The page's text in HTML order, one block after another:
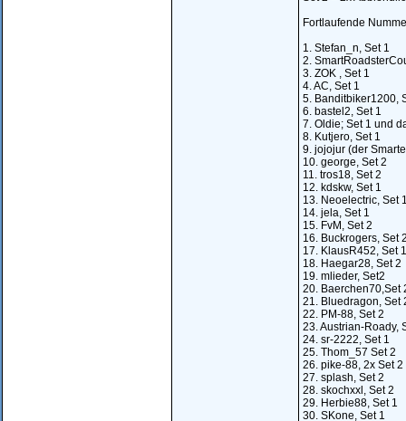
Fortlaufende
1. Stefan_n, Set 1
2.
3. ZOK , Set 1
4. AC, Set 1
5. Banditbiker1200,
6. bastel2, Set 1
7. Oldie; Set 1 und
8. Kutjero, Set 1
9. jojojur (der
10. george, Set 2
11. tros18, Set 2
12. kdskw, Set 1
13. Neoelectric, Set
14. jela, Set 1
15. FvM, Set 2
16. Buckrogers, Set
17. KlausR452, Set 1
18. Haegar28, Set 2
19. mlieder, Set2
20. Baerchen70,Set
21. Bluedragon, Set
22. PM-88, Set 2
23. Austrian-Roady,
24. sr-2222, Set 1
25. Thom_57 Set 2
26. pike-88, 2x Set 2
27. splash, Set 2
28. skochxxl, Set 2
29. Herbie88, Set 1
30. SKone, Set 1